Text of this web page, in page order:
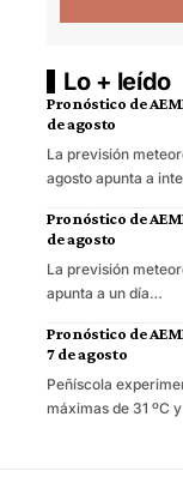
Lo + leído
Pronóstico de
de agosto
La previsión
agosto apunta a
Pronóstico de
de agosto
La previsión
apunta a un día…
Pronóstico de
7 de agosto
Peñíscola
máximas de 31 ºC